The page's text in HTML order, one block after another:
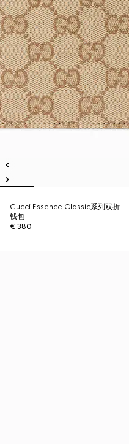
Gucci Essence Classic系列双折
钱包
€ 380